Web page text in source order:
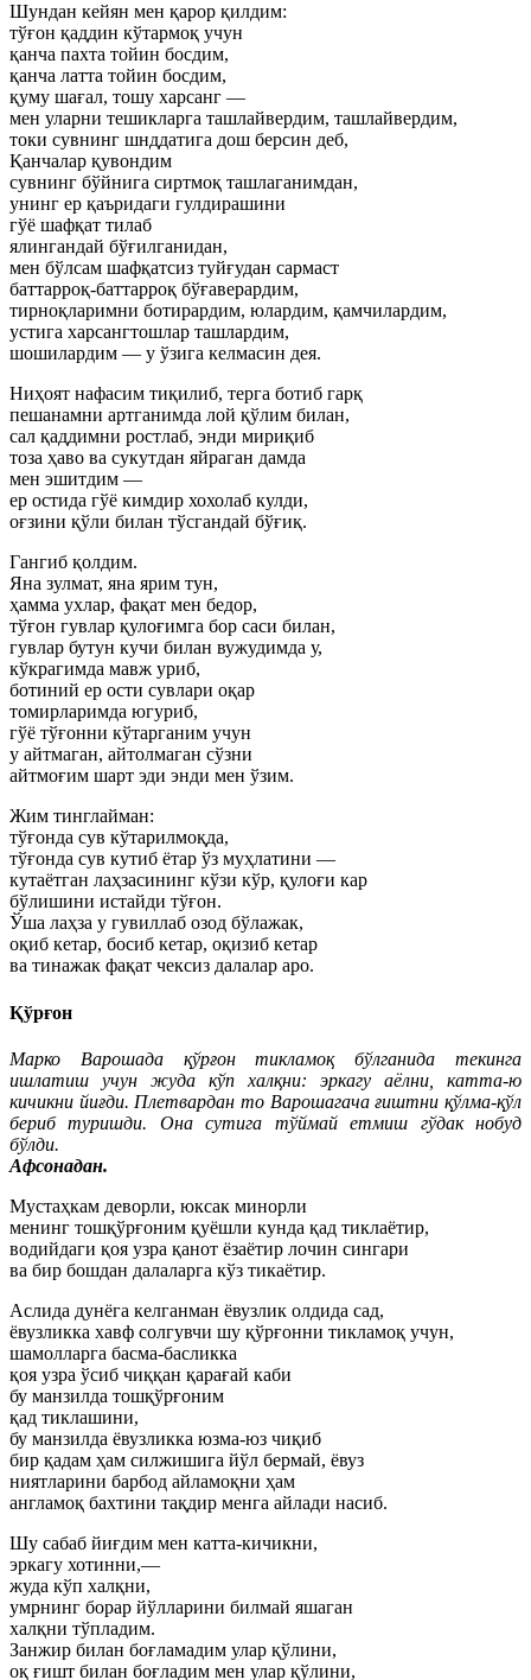
Шундан кейян мен қарор қилдим:
тўғон қаддин кўтармоқ учун
қанча пахта тойин босдим,
қанча латта тойин босдим,
қуму шағал, тошу харсанг —
мен уларни тешикларга ташлайвердим, ташлайвердим,
токи сувнинг шнддатига дош берсин деб,
Қанчалар қувондим
сувнинг бўйнига сиртмоқ ташлаганимдан,
унинг ер қаъридаги гулдирашини
гўё шафқат тилаб
ялингандай бўғилганидан,
мен бўлсам шафқатсиз туйғудан сармаст
баттарроқ-баттарроқ бўғаверардим,
тирноқларимни ботирардим, юлардим, қамчилардим,
устига харсангтошлар ташлардим,
шошилардим — у ўзига келмасин дея.
Ниҳоят нафасим тиқилиб, терга ботиб гарқ
пешанамни артганимда лой қўлим билан,
сал қаддимни ростлаб, энди мириқиб
тоза ҳаво ва сукутдан яйраган дамда
мен эшитдим —
ер остида гўё кимдир хохолаб кулди,
оғзини қўли билан тўсгандай бўғиқ.
Гангиб қолдим.
Яна зулмат, яна ярим тун,
ҳамма ухлар, фақат мен бедор,
тўғон гувлар қулоғимга бор саси билан,
гувлар бутун кучи билан вужудимда у,
кўкрагимда мавж уриб,
ботиний ер ости сувлари оқар
томирларимда югуриб,
гўё тўғонни кўтарганим учун
у айтмаган, айтолмаган сўзни
айтмоғим шарт эди энди мен ўзим.
Жим тинглайман:
тўғонда сув кўтарилмоқда,
тўғонда сув кутиб ётар ўз муҳлатини —
кутаётган лаҳзасининг кўзи кўр, қулоғи кар
бўлишини истайди тўғон.
Ўша лаҳза у гувиллаб озод бўлажак,
оқиб кетар, босиб кетар, оқизиб кетар
ва тинажак фақат чексиз далалар аро.
Қўрғон
Марко Варошада қўрғон тикламоқ бўлганида текинга
ишлатиш учун жуда кўп халқни: эркагу аёлни, катта-ю
кичикни йиғди. Плетвардан то Варошагача ғиштни қўлма-қўл
бериб туришди. Она сутига тўймай етмиш гўдак нобуд
бўлди.
Афсонадан.
Мустаҳкам деворли, юксак минорли
менинг тошқўрғоним қуёшли кунда қад тиклаётир,
водийдаги қоя узра қанот ёзаётир лочин сингари
ва бир бошдан далаларга кўз тикаётир.
Аслида дунёга келганман ёвузлик олдида сад,
ёвузликка хавф солгувчи шу қўрғонни тикламоқ учун,
шамолларга басма-басликка
қоя узра ўсиб чиққан қарағай каби
бу манзилда тошқўрғоним
қад тиклашини,
бу манзилда ёвузликка юзма-юз чиқиб
бир қадам ҳам силжишига йўл бермай, ёвуз
ниятларини барбод айламоқни ҳам
англамоқ бахтини тақдир менга айлади насиб.
Шу сабаб йиғдим мен катта-кичикни,
эркагу хотинни,—
жуда кўп халқни,
умрнинг борар йўлларини билмай яшаган
халқни тўпладим.
Занжир билан боғламадим улар қўлини,
оқ ғишт билан боғладим мен улар қўлини,